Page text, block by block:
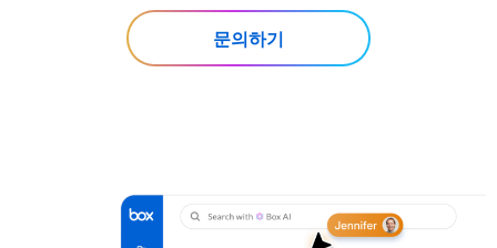
문의하기